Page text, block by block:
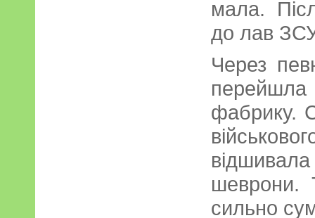
мала.
до лав
Через
фабрику.
шеврони.
сильно